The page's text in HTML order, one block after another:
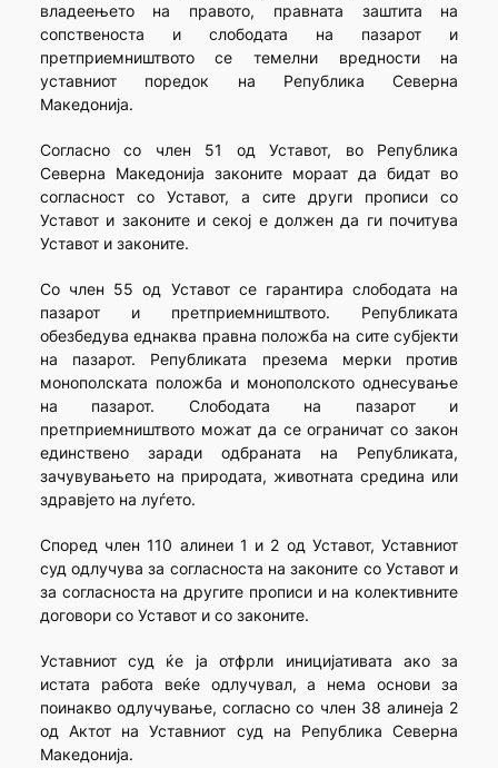
владеењето на правото, правната заштита на
сопственоста и слободата на пазарот и
претприемништвото се темелни вредности на
уставниот поредок на Република Северна
Македонија.
Согласно со член 51 од Уставот, во Република
Северна Македонија законите мораат да бидат во
согласност со Уставот, а сите други прописи со
Уставот и законите и секој е должен да ги почитува
Уставот и законите.
Со член 55 од Уставот се гарантира слободата на
пазарот и претприемништвото. Републиката
обезбедува еднаква правна положба на сите субјекти
на пазарот. Републиката презема мерки против
монополската положба и монополското однесување
на пазарот. Слободата на пазарот и
претприемништвото можат да се ограничат со закон
единствено заради одбраната на Републиката,
зачувувањето на природата, животната средина или
здравјето на луѓето.
Според член 110 алинеи 1 и 2 од Уставот, Уставниот
суд одлучува за согласноста на законите со Уставот и
за согласноста на другите прописи и на колективните
договори со Уставот и со законите.
Уставниот суд ќе ја отфрли иницијативата ако за
истата работа веќе одлучувал, а нема основи за
поинакво одлучување, согласно со член 38 алинеја 2
од Актот на Уставниот суд на Република Северна
Македонија.